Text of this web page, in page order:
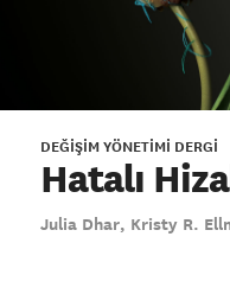
DEĞİŞİM YÖNETİMİ DERGI
Hatalı
Julia Dhar Kristy R.